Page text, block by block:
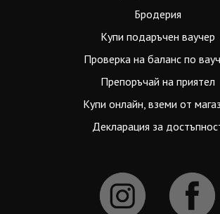
Бродерия
Купи подаръчен ваучер
Проверка на баланс по
Препоръчай на приятел
Купи онлайн, вземи от
Декларация за